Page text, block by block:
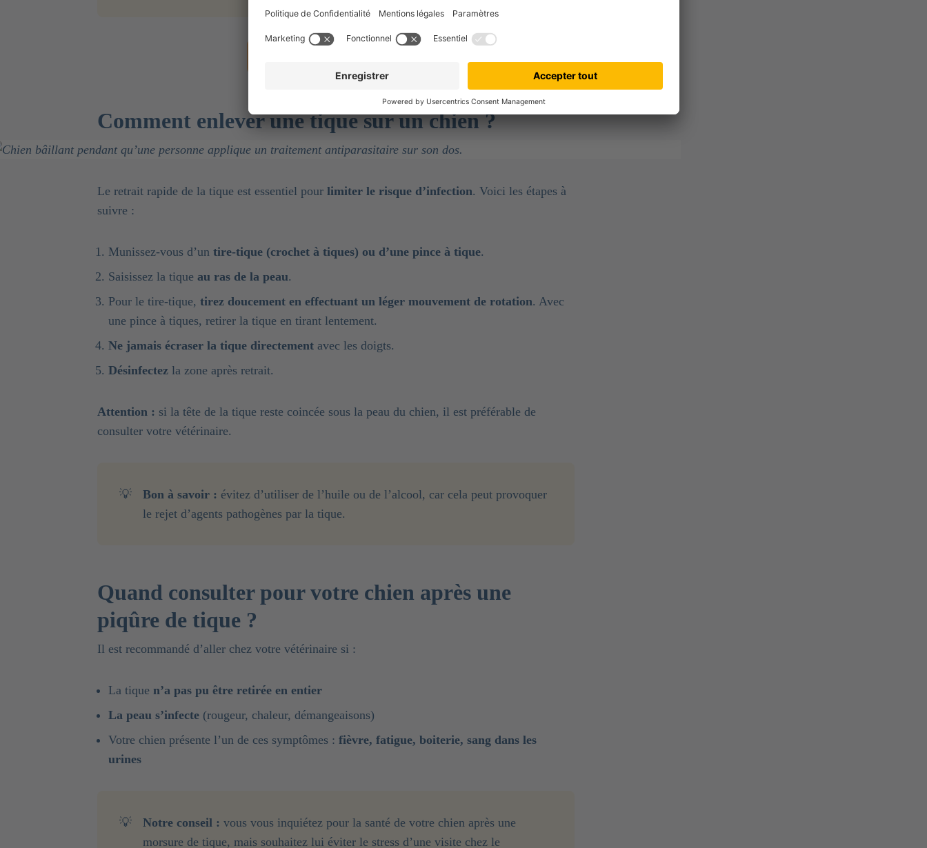
Comment enlever une tique sur un chien ?
Le retrait rapide de la tique est essentiel pour limiter le risque d’infection. Voici les étapes à
suivre :
Munissez-vous d’un tire-tique (crochet à tiques) ou d’une pince à tique.
Saisissez la tique au ras de la peau.
Pour le tire-tique, tirez doucement en effectuant un léger mouvement de rotation. Avec
une pince à tiques, retirer la tique en tirant lentement.
Ne jamais écraser la tique directement avec les doigts.
Désinfectez la zone après retrait.
Attention : si la tête de la tique reste coincée sous la peau du chien, il est préférable de
consulter votre vétérinaire.
💡 Bon à savoir : évitez d’utiliser de l’huile ou de l’alcool, car cela peut provoquer
le rejet d’agents pathogènes par la tique.
Quand consulter pour votre chien après une
piqûre de tique ?
Il est recommandé d’aller chez votre vétérinaire si :
La tique n’a pas pu être retirée en entier
La peau s’infecte (rougeur, chaleur, démangeaisons)
Votre chien présente l’un de ces symptômes : fièvre, fatigue, boiterie, sang dans les
urines
💡 Notre conseil : vous vous inquiétez pour la santé de votre chien après une
morsure de tique, mais souhaitez lui éviter le stress d’une visite chez le